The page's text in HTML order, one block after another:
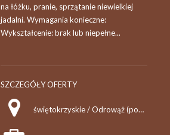
na łóżku, pranie, sprzątanie niewielkiej
jadalni. Wymagania konieczne:
Wykształcenie: brak lub niepełne...
SZCZEGÓŁY OFERTY
świętokrzyskie / Odrowąż (pow. konecki, gm. Stąporków), Odrowąż